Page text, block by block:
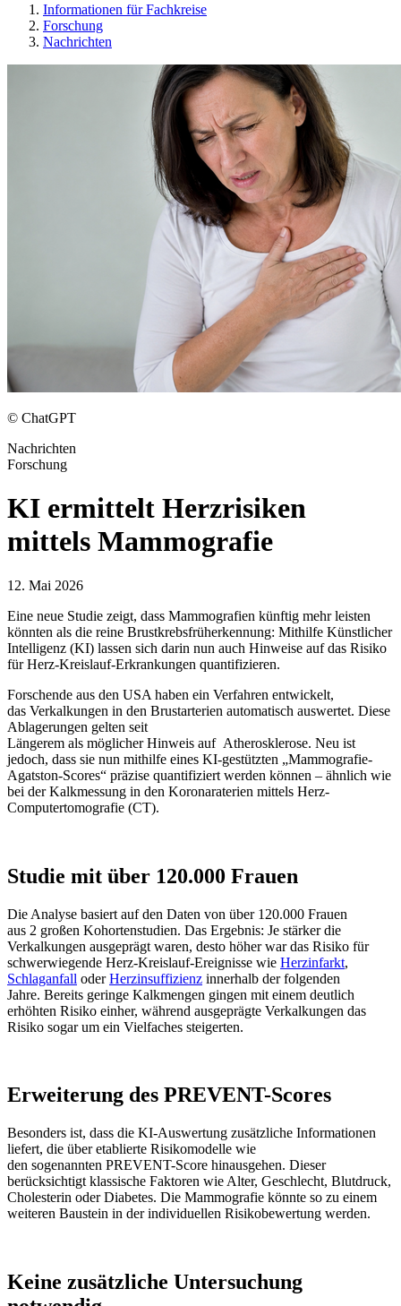
Informationen für Fachkreise
Forschung
Nachrichten
© ChatGPT
Nachrichten
Forschung
KI ermittelt Herzrisiken
mittels Mammografie
12. Mai 2026
Eine neue Studie zeigt, dass Mammografien künftig mehr leisten
könnten als die reine Brustkrebsfrüherkennung: Mithilfe Künstlicher
Intelligenz (KI) lassen sich darin nun auch Hinweise auf das Risiko
für Herz-Kreislauf-Erkrankungen quantifizieren.
Forschende aus den USA haben ein Verfahren entwickelt,
das Verkalkungen in den Brustarterien automatisch auswertet. Diese
Ablagerungen gelten seit
Längerem als möglicher Hinweis auf Atherosklerose. Neu ist
jedoch, dass sie nun mithilfe eines KI-gestützten „Mammografie-
Agatston-Scores“ präzise quantifiziert werden können – ähnlich wie
bei der Kalkmessung in den Koronaraterien mittels Herz-
Computertomografie (CT).
Studie mit über 120.000 Frauen
Die Analyse basiert auf den Daten von über 120.000 Frauen
aus 2 großen Kohortenstudien. Das Ergebnis: Je stärker die
Verkalkungen ausgeprägt waren, desto höher war das Risiko für
schwerwiegende Herz-Kreislauf-Ereignisse wie Herzinfarkt,
Schlaganfall oderHerzinsuffizienz innerhalb der folgenden
Jahre. Bereits geringe Kalkmengen gingen mit einem deutlich
erhöhten Risiko einher, während ausgeprägte Verkalkungen das
Risiko sogar um ein Vielfaches steigerten.
Erweiterung des PREVENT-Scores
Besonders ist, dass die KI-Auswertung zusätzliche Informationen
liefert, die über etablierte Risikomodelle wie
den sogenannten PREVENT-Score hinausgehen. Dieser
berücksichtigt klassische Faktoren wie Alter, Geschlecht, Blutdruck,
Cholesterin oder Diabetes. Die Mammografie könnte so zu einem
weiteren Baustein in der individuellen Risikobewertung werden.
Keine zusätzliche Untersuchung